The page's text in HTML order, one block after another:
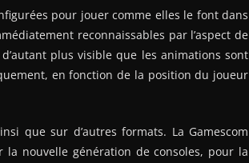
pour jouer comme elles le font dans
reconnaissables par l’aspect de
plus visible que les animations sont
en fonction de la position du joueur
que sur d’autres formats. La Gamescom
nouvelle génération de consoles, pour la